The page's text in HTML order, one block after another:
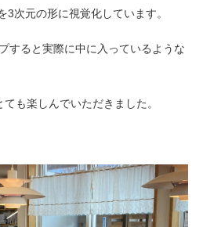
次元の形に視覚化しています。
すると実際に中に入っているような
も楽しんでいただきました。